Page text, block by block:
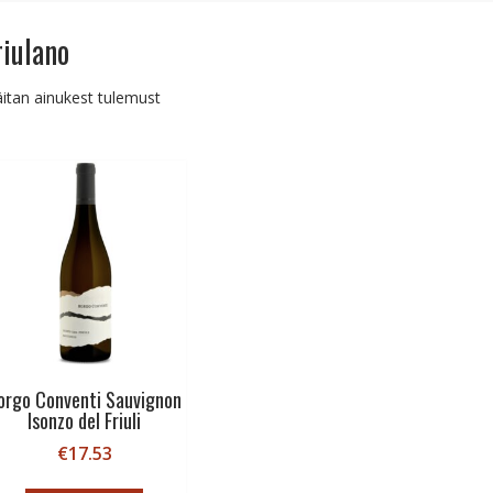
ainukest tulemust
Conventi Sauvignon
Isonzo del Friuli
€17.53